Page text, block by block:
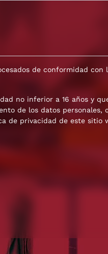
​​de conformidad
no inferior a 16 años y
de los datos personales,
de privacidad de este sitio